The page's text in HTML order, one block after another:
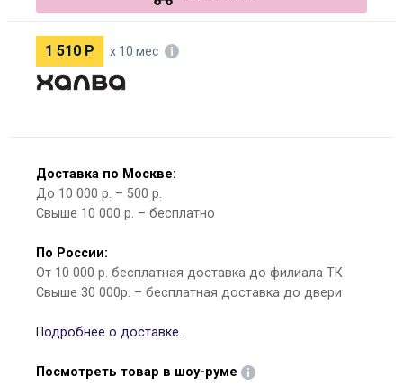
1 510 Р х 10 мес
Доставка по Москве:
До 10 000 р. – 500 р.
Свыше 10 000 р. – бесплатно
По России:
От 10 000 р. бесплатная доставка до филиала ТК
Свыше 30 000р. – бесплатная доставка до двери
Подробнее о доставке.
Посмотреть товар в шоу-руме